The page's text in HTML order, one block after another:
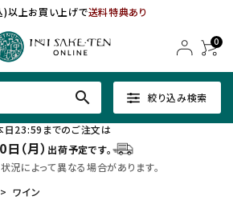
以上お買い上げで送料特典あり
0
絞り込み検索
search
日23:59までのご注文は
（月） 出荷予定です。
況によって異なる場合があります。
ワイン